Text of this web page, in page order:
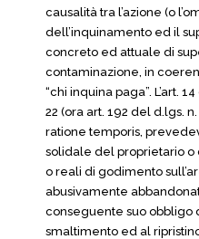
causalità tra l’azione (o
dell’inquinamento ed il
concreto ed attuale di
contaminazione, in
“chi inquina paga”. L’art.
22 (ora art. 192 del d.lgs.
ratione temporis,
solidale del proprietario o
o reali di godimento
abusivamente
conseguente suo obbligo
smaltimento ed al